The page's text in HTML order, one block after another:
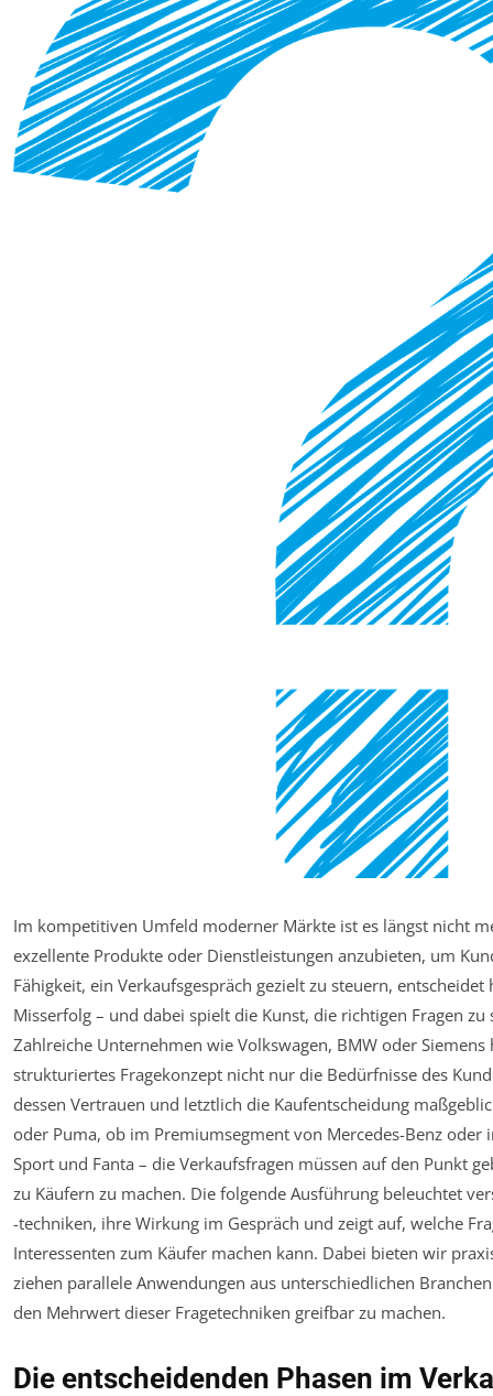
Im kompetitiven Umfeld moderner Märkte ist es längst nicht
exzellente Produkte oder Dienstleistungen anzubieten, um
Fähigkeit, ein Verkaufsgespräch gezielt zu steuern,
Misserfolg – und dabei spielt die Kunst, die richtigen Fragen zu
Zahlreiche Unternehmen wie Volkswagen, BMW oder Siemens
strukturiertes Fragekonzept nicht nur die Bedürfnisse des
dessen Vertrauen und letztlich die Kaufentscheidung
oder Puma, ob im Premiumsegment von Mercedes-Benz oder
Sport und Fanta – die Verkaufsfragen müssen auf den Punkt
zu Käufern zu machen. Die folgende Ausführung beleuchtet
-techniken, ihre Wirkung im Gespräch und zeigt auf, welche
Interessenten zum Käufer machen kann. Dabei bieten wir
ziehen parallele Anwendungen aus unterschiedlichen
den Mehrwert dieser Fragetechniken greifbar zu machen.
Die entscheidenden Phasen im